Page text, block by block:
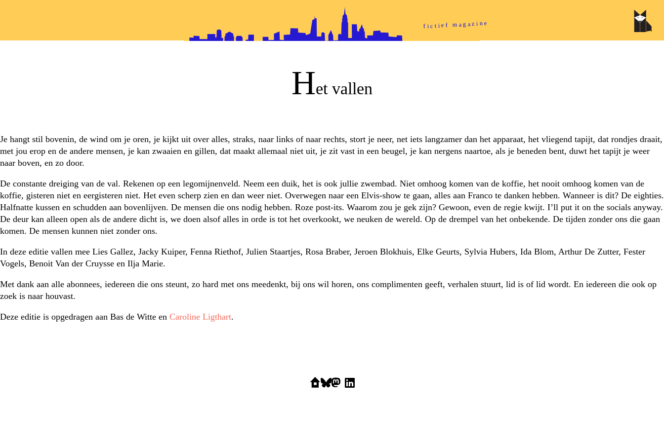
fictief magazine
Het vallen
Je hangt stil bovenin, de wind om je oren, je kijkt uit over alles, straks, naar links of naar rechts, stort je neer, net iets langzamer dan het apparaat, het vliegend tapijt, dat rondjes draait,
met jou erop en de andere mensen, je kan zwaaien en gillen, dat maakt allemaal niet uit, je zit vast in een beugel, je kan nergens naartoe, als je beneden bent, duwt het tapijt je weer
naar boven, en zo door.
De constante dreiging van de val. Rekenen op een legomijnenveld. Neem een duik, het is ook jullie zwembad. Niet omhoog komen van de koffie, het nooit omhoog komen van de
koffie, gisteren niet en eergisteren niet. Het even scherp zien en dan weer niet. Overwegen naar een Elvis-show te gaan, alles aan Franco te danken hebben. Wanneer is dit? De eighties.
Halfnatte kussen en schudden aan bovenlijven. De mensen die ons nodig hebben. Roze post-its. Waarom zou je gek zijn? Gewoon, even de regie kwijt. I’ll put it on the socials anyway.
De deur kan alleen open als de andere dicht is, we doen alsof alles in orde is tot het overkookt, we neuken de wereld. Op de drempel van het onbekende. De tijden zonder ons die gaan
komen. De mensen kunnen niet zonder ons.
In deze editie vallen mee Lies Gallez, Jacky Kuiper, Fenna Riethof, Julien Staartjes, Rosa Braber, Jeroen Blokhuis, Elke Geurts, Sylvia Hubers, Ida Blom, Arthur De Zutter, Fester
Vogels, Benoit Van der Cruysse en Ilja Marie.
Met dank aan alle abonnees, iedereen die ons steunt, zo hard met ons meedenkt, bij ons wil horen, ons complimenten geeft, verhalen stuurt, lid is of lid wordt. En iedereen die ook op
zoek is naar houvast.
Deze editie is opgedragen aan Bas de Witte en Caroline Ligthart.